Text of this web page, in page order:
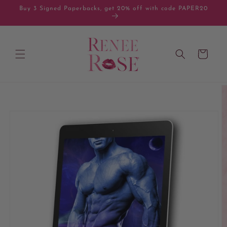
Skip to
Buy 3 Signed Paperbacks, get 20% off with code PAPER20
Cart